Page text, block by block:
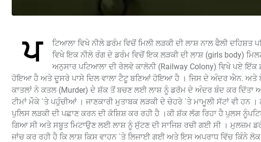
ਪ
ਟਿਆਲਾ ਵਿਖੇ ਨੀਲੇ ਡਰੰਮ ਵਿਚੋਂ ਮਿਲੀ ਲੜਕੀ ਦੀ ਲਾਸ਼ ਨਾਲ ਫੈਲੀ
ਵਿਖੇ ਇਕ ਨੀਲੇ ਰੰਗ ਦੇ ਡਰੰਮ ਵਿਚੋਂ ਇਕ ਲੜਕੀ ਦੀ ਲਾਸ਼ (girls body)
ਅਨੁਸਾਰ ਪਟਿਆਲਾ ਦੀ ਰੇਲਵੇ ਕਾਲੋਨੀ (Railway Colony) ਵਿਖੇ ਪਏ
ਹੋਇਆ ਹੈ ਅਤੇ ਦੂਸਰੇ ਪਾਸੇ ਦਿਲ ਵਾਲਾ ਟੈਟੂ ਬਣਿਆਂ ਹੋਇਆ ਹੈ । ਜਿਸ ਦੇ ਅੰਦਰ ਐਨ. ਅਤੇ
ਕਾਤਲਾਂ ਨੇ ਕਤਲ (Murder) ਦੇ ਸ਼ੱਕ ਤੋਂ ਬਚਣ ਲਈ ਲਾਸ਼ ਨੂੰ ਡਰੱਮ ਦੇ ਅੰਦਰ ਬੰਦ ਕਰ ਦਿੱਤਾ
ਟੀਮਾਂ ਮੌਕੇ `ਤੇ ਪਹੁੰਚੀਆਂ । ਜਾਣਕਾਰੀ ਮੁਤਾਬਕ ਲੜਕੀ ਦੇ ਚੇਹਰੇ `ਤੇ ਮਾਮੂਲੀ ਸੱਟਾਂ ਵੀ ਹਨ
ਪੁਲਿਸ ਲੜਕੀ ਦੀ ਪਛਾਣ ਕਰਨ ਦੀ ਕੋਸ਼ਿਸ਼ ਕਰ ਰਹੀ ਹੈ ।ਕੀ ਸ਼ੱਕ ਲੱਗ ਰਿਹਾ ਹੈ ਪੁਲਸ
ਗਿਆ ਸੀ ਅਤੇ ਸਬੂਤ ਮਿਟਾਉਣ ਲਈ ਲਾਸ਼ ਨੂੰ ਸੁੱਟਣ ਦੀ ਸਾਜਿਸ਼ ਰਚੀ ਗਈ ਸੀ । ਮੁਲਜ਼ਮ
ਜਾਂਚ ਕਰ ਰਹੀ ਹੈ ਕਿ ਲਾਸ਼ ਕਿਸ ਵਾਹਨ `ਤੇ ਲਿਜਾਈ ਗਈ ਅਤੇ ਇਸ ਅਪਰਾਧ ਵਿੱਚ ਕਿੰਨੇ